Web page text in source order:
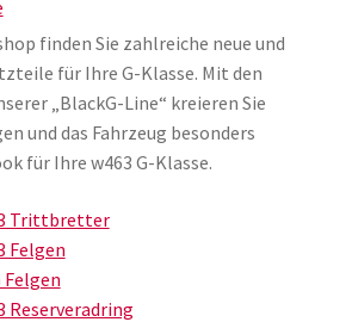
finden Sie zahlreiche neue und
für Ihre G-Klasse. Mit den
„BlackG-Line“ kreieren Sie
und das Fahrzeug besonders
für Ihre w463 G-Klasse.
Trittbretter
Felgen
Felgen
Reserveradring